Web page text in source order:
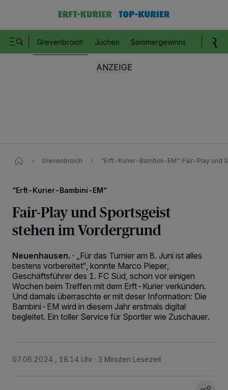
Grevenbroich Jüchen Sommergewinnspiel
Grevenbroich “Erft-Kurier-Bambini-EM“​: Fair-Play und
“Erft-Kurier-Bambini-EM“
Fair-Play und Sportsgeist
stehen im Vordergrund
Neuenhausen. · „Für das Turnier am 8. Juni ist alles
bestens vorbereitet“, konnte Marco Pieper,
Geschäftsführer des 1. FC Süd, schon vor einigen
Wochen beim Treffen mit dem Erft-Kurier verkünden.
Und damals überraschte er mit deser Information: Die
Bambini-EM wird in diesem Jahr erstmals digital
begleitet. Ein toller Service für Sportler wie Zuschauer.
07.06.2024 , 18:14 Uhr 3 Minuten Lesezeit